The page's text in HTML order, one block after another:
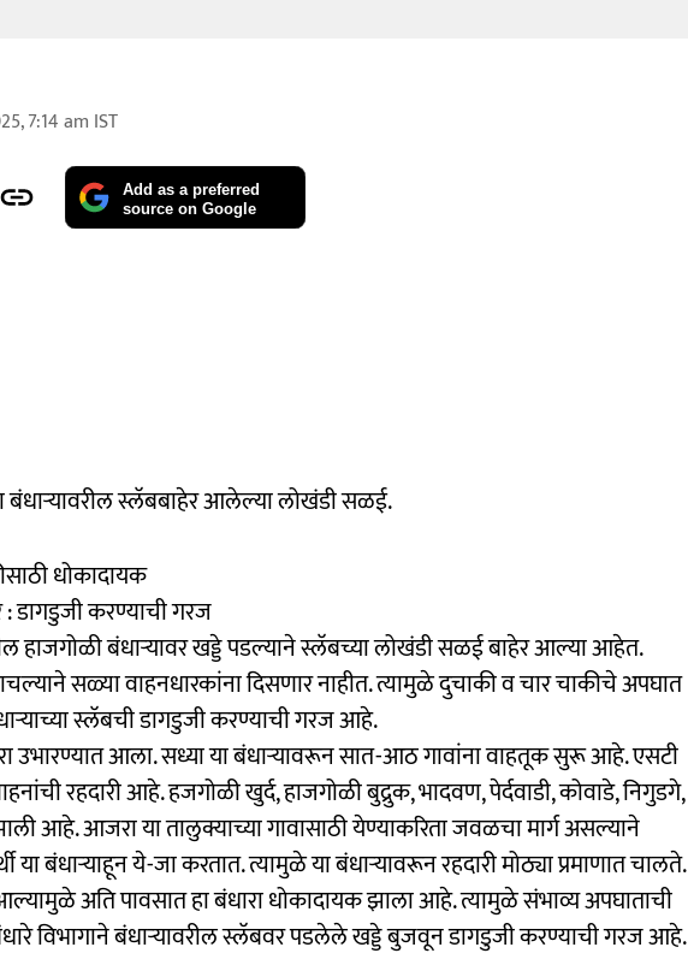
7:14 am IST
Add as a preferred
source on Google
बंधाऱ्यावरील स्लॅबबाहेर आलेल्या लोखंडी सळई.
धोकादायक
डागडुजी करण्याची गरज
हाजगोळी बंधाऱ्यावर खड्डे पडल्याने स्लॅबच्या लोखंडी सळई बाहेर आल्या आहेत.
सळ्या वाहनधारकांना दिसणार नाहीत. त्यामुळे दुचाकी व चार चाकीचे अपघात
स्लॅबची डागडुजी करण्याची गरज आहे.
उभारण्यात आला. सध्या या बंधाऱ्यावरून सात-आठ गावांना वाहतूक सुरू आहे. एसटी
रहदारी आहे. हजगोळी खुर्द, हाजगोळी बुद्रुक, भादवण, पेर्दवाडी, कोवाडे, निगुडगे,
आहे. आजरा या तालुक्याच्या गावासाठी येण्याकरिता जवळचा मार्ग असल्याने
या बंधाऱ्याहून ये-जा करतात. त्यामुळे या बंधाऱ्यावरून रहदारी मोठ्या प्रमाणात चालते.
अति पावसात हा बंधारा धोकादायक झाला आहे. त्यामुळे संभाव्य अपघाताची
विभागाने बंधाऱ्यावरील स्लॅबवर पडलेले खड्डे बुजवून डागडुजी करण्याची गरज आहे.